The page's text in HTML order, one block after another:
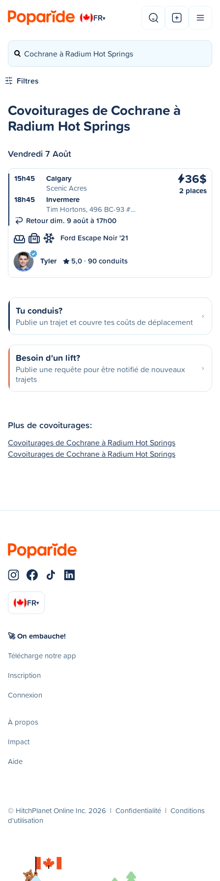
FR▾
Cochrane à Radium Hot Springs
Filtres
Covoiturages de Cochrane à
Radium Hot Springs
Vendredi 7 Août
15h45
Calgary
Scenic Acres
18h45
Invermere
Tim Hortons, 496 BC-93 #…
Retour dim. 9 août à 17h00
36$
2 places
M Ford Escape Noir '21
Tyler 5,0 90 conduits
Tu conduis?
Publie un trajet et couvre tes coûts de déplacement
Besoin d'un lift?
Publie une requête pour être notifié de nouveaux
trajets
Plus de covoiturages:
Covoiturages de Cochrane à Radium Hot Springs
Covoiturages de Cochrane à Radium Hot Springs
FR▾
🚀 On embauche!
Télécharge notre app
Inscription
Connexion
À propos
Impact
Aide
© HitchPlanet Online Inc. 2026 | Confidentialité | Conditions
d'utilisation